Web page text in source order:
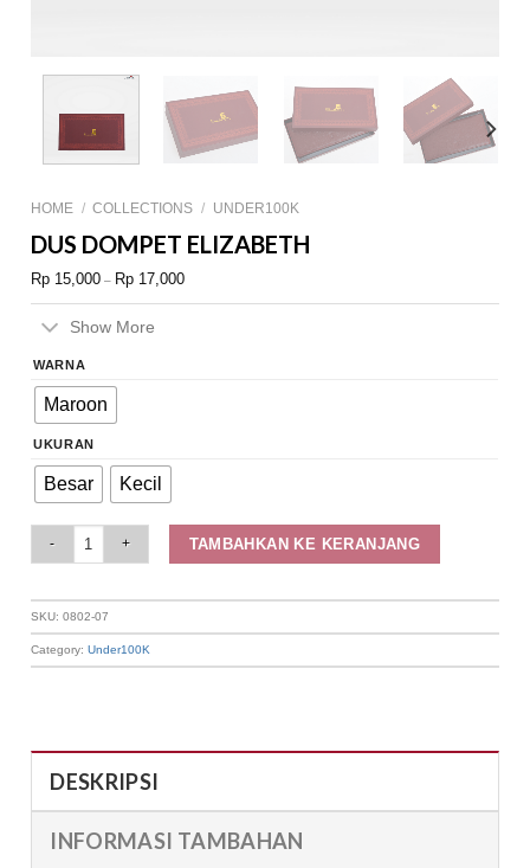
HOME / COLLECTIONS / UNDER100K
DUS DOMPET ELIZABETH
Rp 15,000 – Rp 17,000
Show More
WARNA
Maroon
UKURAN
Besar Kecil
TAMBAHKAN KE KERANJANG
SKU:0802-07
Category:Under100K
DESKRIPSI
INFORMASI TAMBAHAN